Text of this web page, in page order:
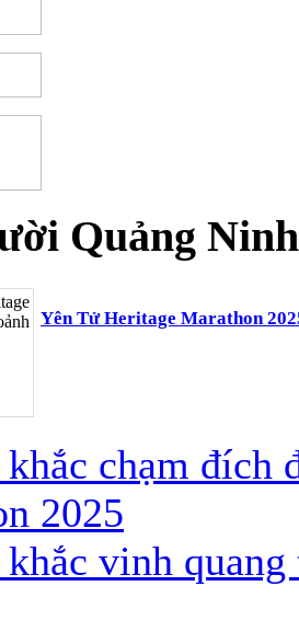
Quảng Ninh
Yên Tử Heritage Marathon
chạm đích
2025
vinh